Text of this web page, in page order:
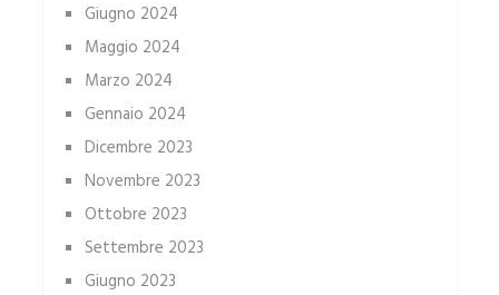
Giugno 2024
Maggio 2024
Marzo 2024
Gennaio 2024
Dicembre 2023
Novembre 2023
Ottobre 2023
Settembre 2023
Giugno 2023